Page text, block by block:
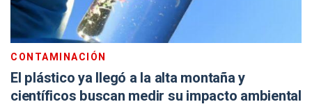
CONTAMINACIÓN
El plástico ya llegó a la alta montaña y
científicos buscan medir su impacto ambiental